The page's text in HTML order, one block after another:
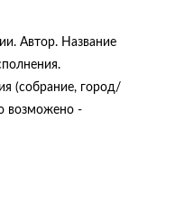
Автор. Название
(собрание, город/
возможено -